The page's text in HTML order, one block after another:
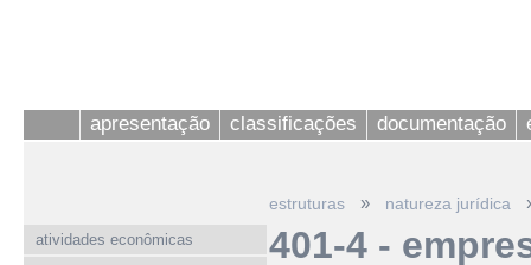
apresentação classificações documentação
atividades econômicas
estruturas » natureza jurídica
401-4 -